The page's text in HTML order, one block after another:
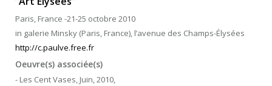
Paris, France -21-25 octobre 2010
in galerie Minsky (Paris, France), l’avenue des Champs-Élysées
http://c.paulve.free.fr
Oeuvre(s) associée(s)
- Les Cent Vases, Juin, 2010,